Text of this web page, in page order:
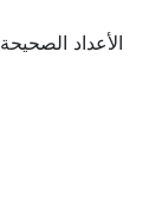
الأعداد